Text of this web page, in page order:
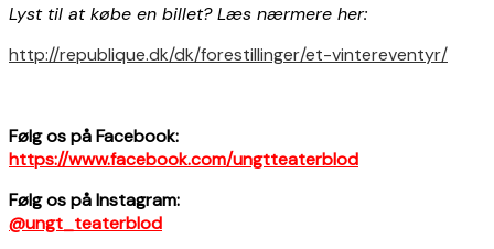
Lyst til at købe en billet? Læs nærmere her:
http://republique.dk/dk/forestillinger/et-vintereventyr/
Følg os på Facebook:
https://www.facebook.com/ungtteaterblod
Følg os på Instagram:
@ungt_teaterblod